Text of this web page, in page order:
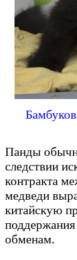
Панды
следствии
контракта
медведи
китайскую
обменам.